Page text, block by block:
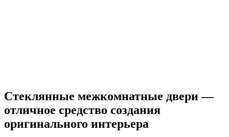
Стеклянные межкомнатные двери —
отличное средство создания
оригинального интерьера